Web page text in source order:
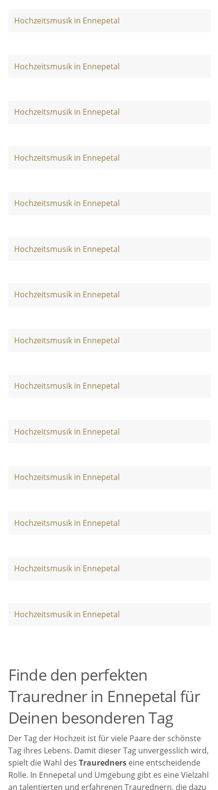
Hochzeitsmusik in Ennepetal
Hochzeitsmusik in Ennepetal
Hochzeitsmusik in Ennepetal
Hochzeitsmusik in Ennepetal
Hochzeitsmusik in Ennepetal
Hochzeitsmusik in Ennepetal
Hochzeitsmusik in Ennepetal
Hochzeitsmusik in Ennepetal
Hochzeitsmusik in Ennepetal
Hochzeitsmusik in Ennepetal
Hochzeitsmusik in Ennepetal
Hochzeitsmusik in Ennepetal
Hochzeitsmusik in Ennepetal
Hochzeitsmusik in Ennepetal
Finde den perfekten
Trauredner in Ennepetal für
Deinen besonderen Tag
Der Tag der Hochzeit ist für viele Paare der schönste
Tag ihres Lebens. Damit dieser Tag unvergesslich wird,
spielt die Wahl desTrauredners eine entscheidende
Rolle. In Ennepetal und Umgebung gibt es eine Vielzahl
an talentierten und erfahrenen Traurednern, die dazu